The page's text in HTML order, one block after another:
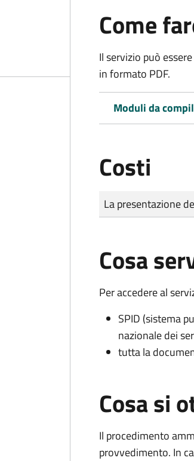
Come
Il servizio può
in formato PDF.
Moduli da
Costi
Tipo di pagamento
Importo
La presentazione
Cosa
Per accedere al
SPID (sistema
nazionale dei
tutta la
Cosa si
Il procedimento
provvedimento. In